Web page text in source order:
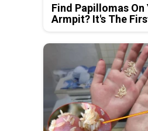
Find Papillomas On
Armpit? It's The